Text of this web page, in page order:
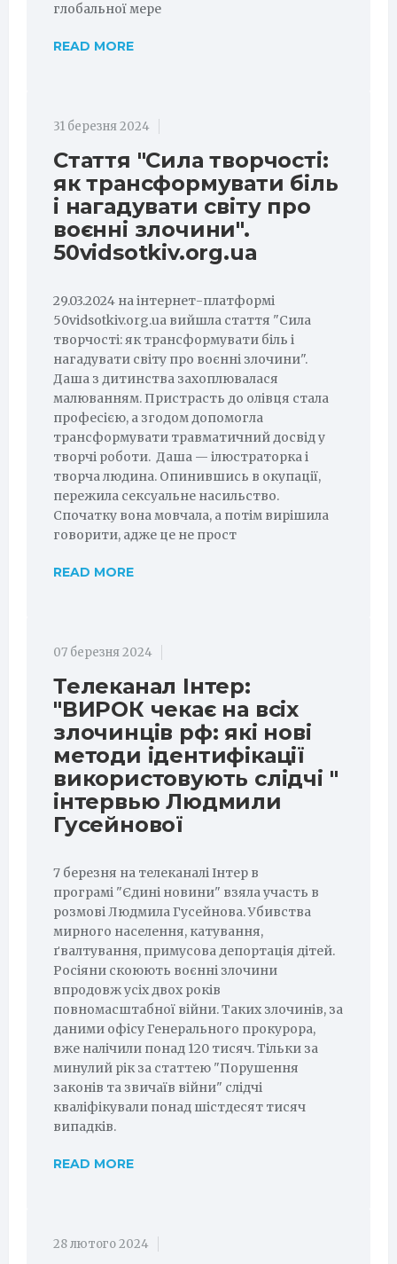
глобальної мере
READ MORE
31 березня 2024
Стаття "Сила творчості:
як трансформувати біль
і нагадувати світу про
воєнні злочини".
50vidsotkiv.org.ua
29.03.2024 на інтернет-платформі
50vidsotkiv.org.ua вийшла стаття "Сила
творчості: як трансформувати біль і
нагадувати світу про воєнні злочини".
Даша з дитинства захоплювалася
малюванням. Пристрасть до олівця стала
професією, а згодом допомогла
трансформувати травматичний досвід у
творчі роботи. Даша — ілюстраторка і
творча людина. Опинившись в окупації,
пережила сексуальне насильство.
Спочатку вона мовчала, а потім вирішила
говорити, адже це не прост
READ MORE
07 березня 2024
Телеканал Інтер:
"ВИРОК чекає на всіх
злочинців рф: які нові
методи ідентифікації
використовують слідчі "
інтервью Людмили
Гусейнової
7 березня на телеканалі Інтер в
програмі "Єдині новини" взяла участь в
розмові Людмила Гусейнова. Убивства
мирного населення, катування,
ґвалтування, примусова депортація дітей.
Росіяни скоюють воєнні злочини
впродовж усіх двох років
повномасштабної війни. Таких злочинів, за
даними офісу Генерального прокурора,
вже налічили понад 120 тисяч. Тільки за
минулий рік за статтею "Порушення
законів та звичаїв війни" слідчі
кваліфікували понад шістдесят тисяч
випадків.
READ MORE
28 лютого 2024